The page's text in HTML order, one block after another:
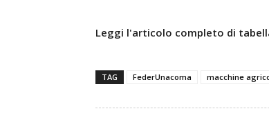
Leggi l'articolo completo di
TAG FederUnacoma macchine